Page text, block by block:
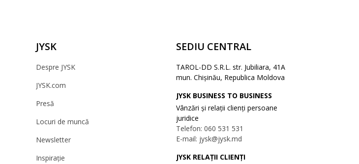
JYSK
Despre JYSK
JYSK.com
Presă
Locuri de muncă
Newsletter
Inspirație
SEDIU CENTRAL
TAROL-DD S.R.L. str. Jubiliara, 41A
mun. Chișinău, Republica Moldova
JYSK BUSINESS TO BUSINESS
Vânzări și relații clienți persoane
juridice
Telefon: 060 531 531
E-mail: jysk@jysk.md
JYSK RELAȚII CLIENȚI